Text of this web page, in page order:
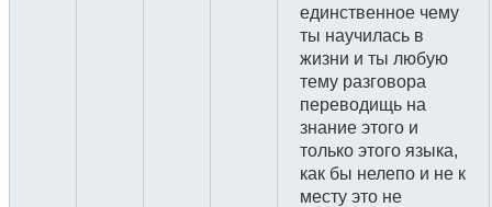
единственное чему
ты научилась в
жизни и ты любую
тему разговора
переводищь на
знание этого и
только этого языка,
как бы нелепо и не к
месту это не